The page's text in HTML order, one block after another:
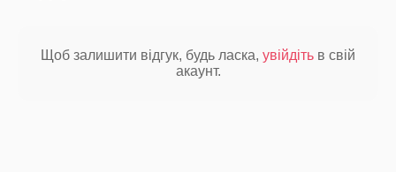
Щоб залишити відгук, будь ласка, увійдіть в свій
акаунт.